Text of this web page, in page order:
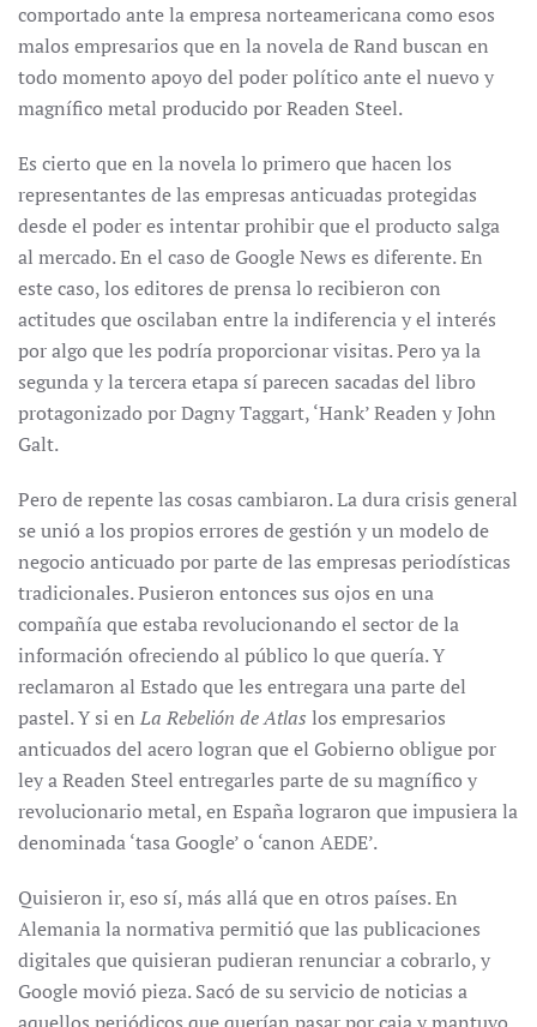
comportado ante la empresa norteamericana como esos
malos empresarios que en la novela de Rand buscan en
todo momento apoyo del poder político ante el nuevo y
magnífico metal producido por Readen Steel.
Es cierto que en la novela lo primero que hacen los
representantes de las empresas anticuadas protegidas
desde el poder es intentar prohibir que el producto salga
al mercado. En el caso de Google News es diferente. En
este caso, los editores de prensa lo recibieron con
actitudes que oscilaban entre la indiferencia y el interés
por algo que les podría proporcionar visitas. Pero ya la
segunda y la tercera etapa sí parecen sacadas del libro
protagonizado por Dagny Taggart, ‘Hank’ Readen y John
Galt.
Pero de repente las cosas cambiaron. La dura crisis general
se unió a los propios errores de gestión y un modelo de
negocio anticuado por parte de las empresas periodísticas
tradicionales. Pusieron entonces sus ojos en una
compañía que estaba revolucionando el sector de la
información ofreciendo al público lo que quería. Y
reclamaron al Estado que les entregara una parte del
pastel. Y si en La Rebelión de Atlas los empresarios
anticuados del acero logran que el Gobierno obligue por
ley a Readen Steel entregarles parte de su magnífico y
revolucionario metal, en España lograron que impusiera la
denominada ‘tasa Google’ o ‘canon AEDE’.
Quisieron ir, eso sí, más allá que en otros países. En
Alemania la normativa permitió que las publicaciones
digitales que quisieran pudieran renunciar a cobrarlo, y
Google movió pieza. Sacó de su servicio de noticias a